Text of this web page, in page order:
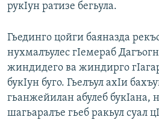
рукIун ратизе бегьула.
Гьединго цойги баяназда
нухмалъулес гIемераб
жиндидего ва жиндирго
букIун буго. Гьелъул ахIи
гьанжейилан абулеб букIана,
шагьаралъе гьеб ракьул суал